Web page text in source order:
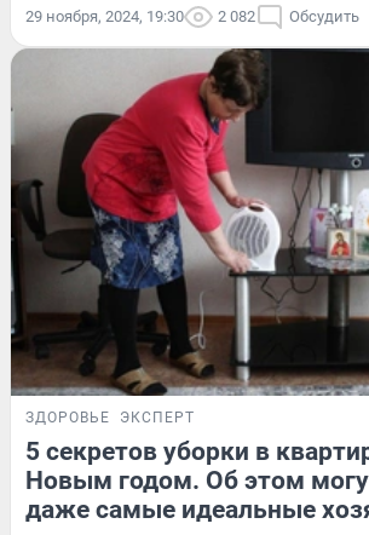
29 ноября, 2024, 19:30 2 082 Обсудить
ЗДОРОВЬЕ ЭКСПЕРТ
5 секретов уборки в
Новым годом. Об этом
даже самые идеальные